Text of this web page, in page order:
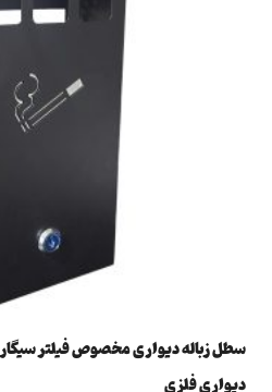
سطل زباله دیواری مخصوص فیلتر
دیواری فلزی